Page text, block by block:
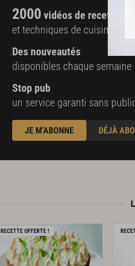
2000 vidéos de recettes
et techniques de cuisine et
Des nouveautés
disponibles chaque semaine
Stop pub
un service garanti sans
JE M'ABONNE DÉJÀ
RECETTE OFFERTE !